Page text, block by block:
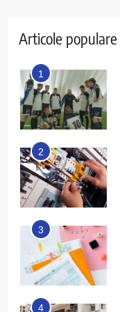
Articole populare
1
2
3
4